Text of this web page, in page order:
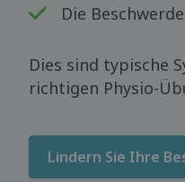
Die
Dies sind typische
richtigen Physio-
Lindern Sie Ihre